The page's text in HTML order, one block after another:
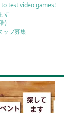
test video games!
す
)
ッフ募集